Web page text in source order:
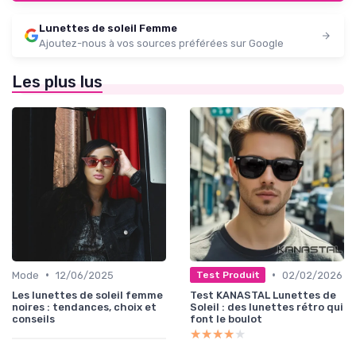
Lunettes de soleil Femme
Ajoutez-nous à vos sources préférées sur Google
Les plus lus
Mode • 12/06/2025
Les lunettes de soleil femme
noires : tendances, choix et
conseils
Test Produit • 02/02/2026
Test KANASTAL Lunettes de
Soleil : des lunettes rétro qui
font le boulot
★★★★★
★★★★★